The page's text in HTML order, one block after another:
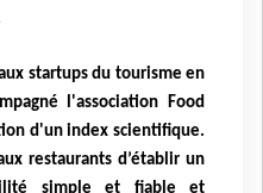
startups du tourisme en
l'association Food
d'un index scientifique.
restaurants d’établir un
simple et fiable et